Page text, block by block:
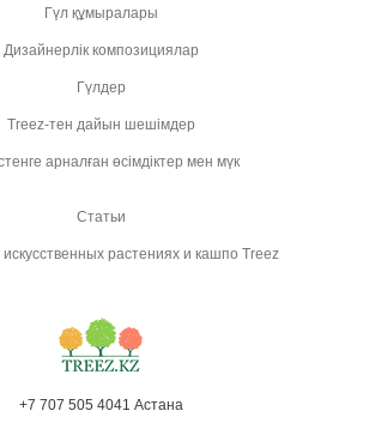
Гүл құмыралары
Дизайнерлік композициялар
Гүлдер
Treez-тен дайын шешімдер
арналған өсімдіктер мен мүк
Статьи
растениях и кашпо Treez
+7 707 505 4041 Астана